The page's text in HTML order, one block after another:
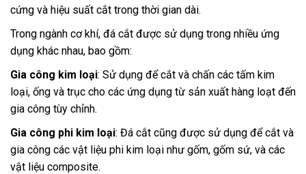
cứng và hiệu suất cắt trong thời gian dài.
Trong ngành cơ khí, đá cắt được sử dụng trong nhiều ứng
dụng khác nhau, bao gồm:
Gia công kim loại: Sử dụng để cắt và chấn các tấm kim
loại, ống và trục cho các ứng dụng từ sản xuất hàng loạt đến
gia công tùy chỉnh.
Gia công phi kim loại: Đá cắt cũng được sử dụng để cắt và
gia công các vật liệu phi kim loại như gốm, gốm sứ, và các
vật liệu composite.